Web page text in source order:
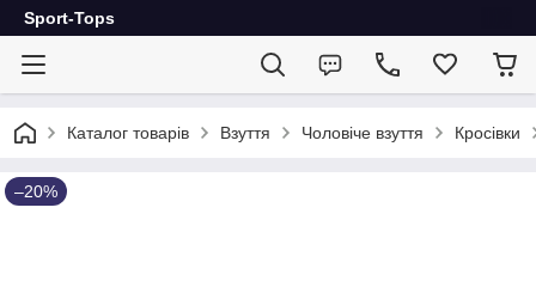
Sport-Tops
Каталог товарів Взуття Чоловіче взуття Кросівки
–20%